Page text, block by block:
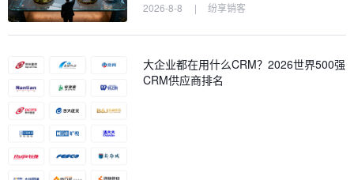
2026-8-8 | 纷享销客
大企业都在用什么CRM？2026世界500强
CRM供应商排名